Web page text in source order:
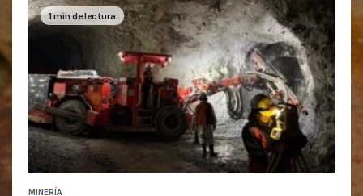
1 min de lectura
MINERÍA